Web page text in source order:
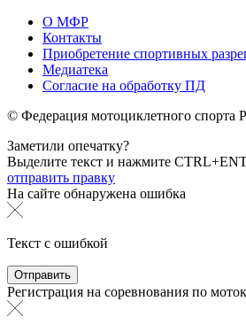
О МФР
Контакты
Приобретение спортивных
Медиатека
Согласие на обработку ПД
© Федерация мотоциклетного спорта
Заметили опечатку?
Выделите текст и нажмите
отправить правку
На сайте обнаружена ошибка
Текст с ошибкой
Регистрация на соревнования по